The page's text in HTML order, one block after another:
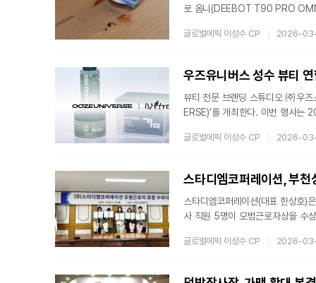
로 옴니(DEEBOT T90 PRO
용자 리뷰 분석 결과, 물걸레 청소
근 후 주거 공간의 청결도를 유지
글로벌에픽 이성수 CP 2026-
우즈유니버스 성수 뷰티
뷰티 전문 브랜딩 스튜디오 ㈜우
ERSE)’를 개최한다. 이번 행사는
슬로건 아래 기획된 연합 팝업이다
팝업에는 고기능성 그린뷰티 브랜
분
글로벌에픽 이성수 CP 2026-
스타디엠코퍼레이션, 부
스타디엠코퍼레이션(대표 한상호)
사 직원 5명이 모범근로자상을 수
성실한 근무 태도와 업무 성과를
광고 플랫폼을 운영하고 있다.스타
글로벌에픽 이성수 CP 2026-